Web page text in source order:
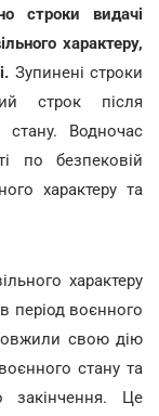
строки видачі
характеру,
Зупинені строки
строк після
Водночас
по безпековій
характеру та
характеру
в період воєнного
свою дію
стану та
закінчення. Це